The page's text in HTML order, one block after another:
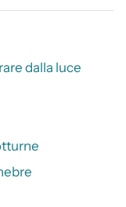
dalla luce